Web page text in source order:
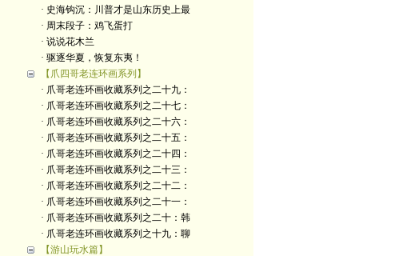
· 史海钩沉：川普才是山东历史上最
· 周末段子：鸡飞蛋打
· 说说花木兰
· 驱逐华夏，恢复东夷！
【爪四哥老连环画系列】
· 爪哥老连环画收藏系列之二十九：
· 爪哥老连环画收藏系列之二十七：
· 爪哥老连环画收藏系列之二十六：
· 爪哥老连环画收藏系列之二十五：
· 爪哥老连环画收藏系列之二十四：
· 爪哥老连环画收藏系列之二十三：
· 爪哥老连环画收藏系列之二十二：
· 爪哥老连环画收藏系列之二十一：
· 爪哥老连环画收藏系列之二十：韩
· 爪哥老连环画收藏系列之十九：聊
【游山玩水篇】